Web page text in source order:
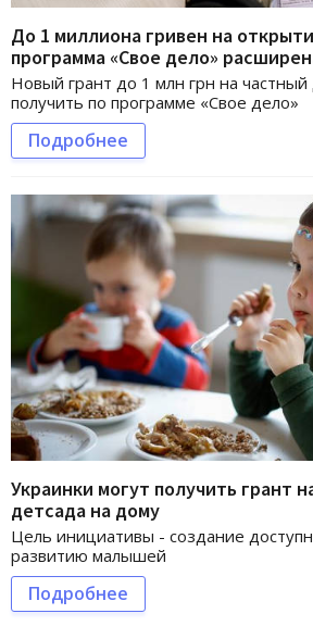
До 1 миллиона гривен на
программа «Свое дело»
Новый грант до 1 млн грн на
получить по программе «Свое дело»
Подробнее
Украинки могут получить грант
детсада на дому
Цель инициативы - создание
развитию малышей
Подробнее